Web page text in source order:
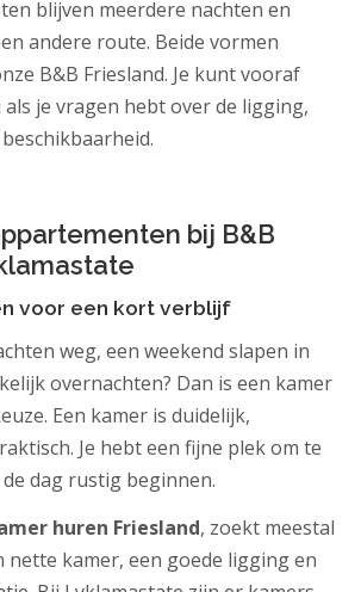
blijven meerdere nachten en
andere route. Beide vormen
B&B Friesland. Je kunt vooraf
je vragen hebt over de ligging,
bij B&B
voor een kort verblijf
weg, een weekend slapen in
overnachten? Dan is een kamer
Een kamer is duidelijk,
Je hebt een fijne plek om te
dag rustig beginnen.
huren Friesland, zoekt meestal
nette kamer, een goede ligging en